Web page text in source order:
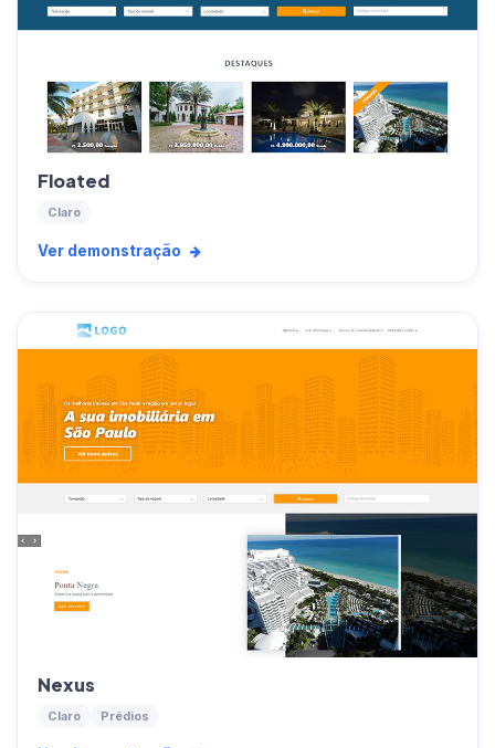
Floated
Claro
Ver demonstração
Nexus
Claro Prédios